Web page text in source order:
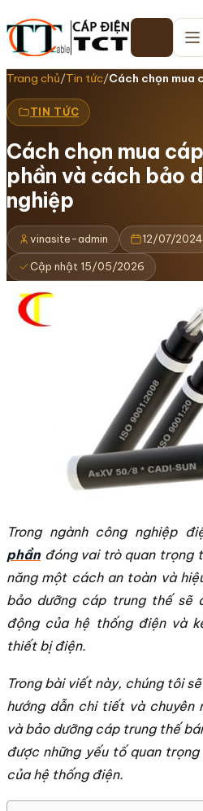
Trang chủ/Tin tức/Cách chọn mua
TIN TỨC
Cách chọn mua
phần và cách bảo
nghiệp
vinasite-admin 12/07/2024
Cập nhật 15/05/2026
Trong ngành công nghiệp
phầnđóng vai trò quan trọng
năng một cách an toàn và
bảo dưỡng cáp trung thế sẽ
động của hệ thống điện và
thiết bị điện.
Trong bài viết này, chúng tôi
hướng dẫn chi tiết và chuyên
và bảo dưỡng cáp trung thế
được những yếu tố quan
của hệ thống điện.